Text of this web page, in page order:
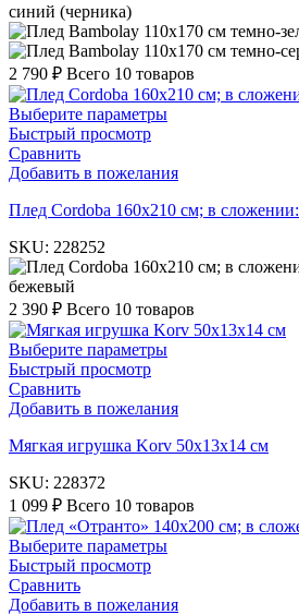
синий (черника)
темно-
темно-
2 790 ₽ Всего 10 товаров
Выберите параметры
Быстрый просмотр
Сравнить
Добавить в пожелания
Плед Cordoba 160х210 см; в
SKU: 228252
бежевый
2 390 ₽ Всего 10 товаров
Выберите параметры
Быстрый просмотр
Сравнить
Добавить в пожелания
Мягкая игрушка Korv 50х13х14 см
SKU: 228372
1 099 ₽ Всего 10 товаров
Выберите параметры
Быстрый просмотр
Сравнить
Добавить в пожелания